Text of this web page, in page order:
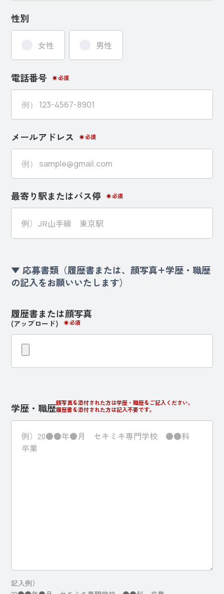
性別
女性 男性
電話番号 必須
メールアドレス 必須
最寄り駅またはバス停 必須
▼ 応募書類（履歴書または、顔写真+学歴・職歴
の記入をお願いいたします）
履歴書または顔写真
(アップロード) 必須
学歴・職歴顔写真を添付された方は学歴・職歴をご記入ください。
履歴書を添付された方は記入不要です。
記入例）